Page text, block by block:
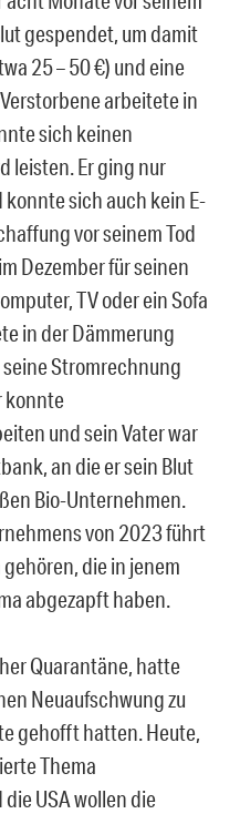
gespendet, um damit
25 – 50 €) und eine
arbeitete in
sich keinen
leisten. Er ging nur
sich auch kein E-
vor seinem Tod
Dezember für seinen
TV oder ein Sofa
in der Dämmerung
Stromrechnung
konnte
und sein Vater war
an die er sein Blut
Bio-Unternehmen.
von 2023 führt
die in jenem
abgezapft haben.
Quarantäne, hatte
Neuaufschwung zu
gehofft hatten. Heute,
Thema
die USA wollen die